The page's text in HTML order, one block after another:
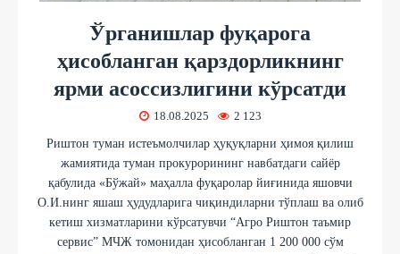
Ўрганишлар фуқарога
ҳисобланган қарздорликнинг
ярми асоссизлигини кўрсатди
18.08.2025 2 123
Риштон туман истеъмолчилар ҳуқуқларни ҳимоя қилиш
жамиятида туман прокурорининг навбатдаги сайёр
қабулида «Бўжай» маҳалла фуқаролар йиғинида яшовчи
О.И.нинг яшаш ҳудудларига чиқиндиларни тўплаш ва олиб
кетиш хизматларини кўрсатувчи “Агро Риштон таъмир
сервис” МЧЖ томонидан ҳисобланган 1 200 000 сўм